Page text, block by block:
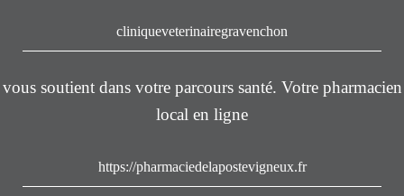
cliniqueveterinairegravenchon
vous soutient dans votre parcours santé. Votre pharmacien
local en ligne
https://pharmaciedelapostevigneux.fr